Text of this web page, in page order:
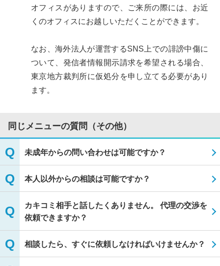
オフィスがありますので、ご来所の際には、お近
くのオフィスにお越しいただくことができます。
なお、海外法人が運営するSNS上での誹謗中傷に
ついて、発信者情報開示請求を希望される場合、
東京地方裁判所に仮処分を申し立てる必要があり
ます。
同じメニューの質問（その他）
未成年からの問い合わせは可能ですか？
本人以外からの相談は可能ですか？
カキコミ相手と話したくありません。 代理の交渉を
依頼できますか？
相談したら、すぐに依頼しなければいけませんか？